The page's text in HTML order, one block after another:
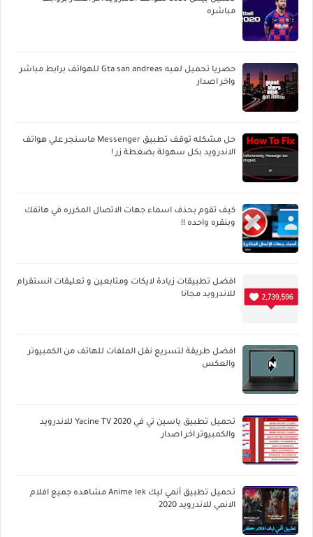
مباشره
حصريا تحميل لعبه Gta san andreas للهواتف برابط مباشر
واخر اصدار
حل مشكله توقف تطبيق Messenger ماسنجر علي هواتف
الاندرويد بكل سهولة بضغطة زر !
كيف تقوم بحذف اسماء جهات الاتصال المكرره في هاتفك
وبنقره واحده !!
افضل تطبيقات زيادة لايكات ومتابعين و تعلیقات انستقرام
للاندرويد مجانا
افضل طريقة لتسريع نقل الملفات للهاتف من الكمبيوتر
والعكس
تحميل تطبيق ياسين تي في Yacine TV 2020 للاندرويد
والكمبيوتر اخر اصدار
تحميل تطبيق أنمي ليك Anime lek مشاهده جميع افلام
الانمي للاندرويد 2020